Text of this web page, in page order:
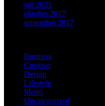
juli 2021
oktober 2017
september 2017
Business
Creative
Design
Lifestyle
Metro
Uncategorized